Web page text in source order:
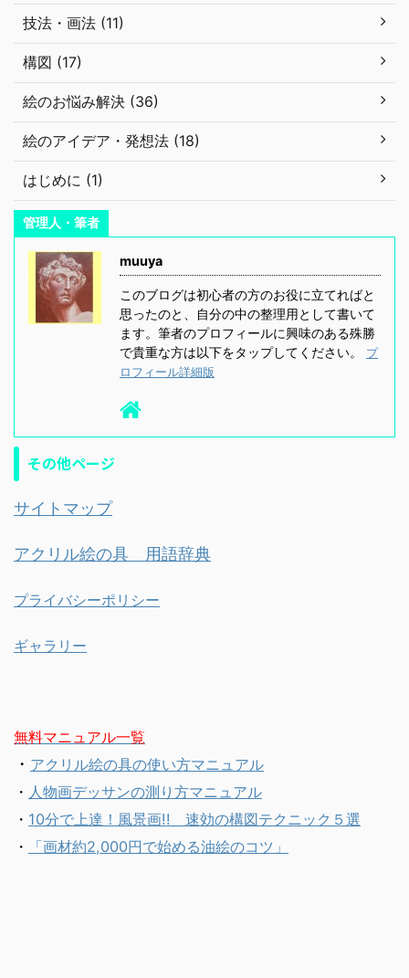
技法・画法 (11)
構図 (17)
絵のお悩み解決 (36)
絵のアイデア・発想法 (18)
はじめに (1)
管理人・筆者
muuya
このブログは初心者の方のお役に立てればと
思ったのと、自分の中の整理用として書いて
ます。筆者のプロフィールに興味のある殊勝
で貴重な方は以下をタップしてください。 プ
ロフィール詳細版
その他ページ
サイトマップ
アクリル絵の具 用語辞典
プライバシーポリシー
ギャラリー
無料マニュアル一覧
・ アクリル絵の具の使い方マニュアル
・ 人物画デッサンの測り方マニュアル
・ 10分で上達！風景画!! 速効の構図テクニック５選
・
「画材約2,000円で始める油絵のコツ」